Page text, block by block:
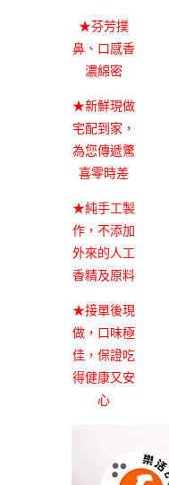
★芬芳撲
鼻、口感香
濃綿密
★新鮮現做
宅配到家，
為您傳遞驚
喜零時差
★純手工製
作，不添加
外來的人工
香精及原料
★接單後現
做，口味極
佳，保證吃
得健康又安
心